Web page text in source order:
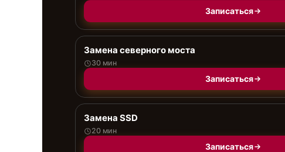
Записаться
Замена северного моста
30 мин
Записаться
Замена SSD
20 мин
Записаться